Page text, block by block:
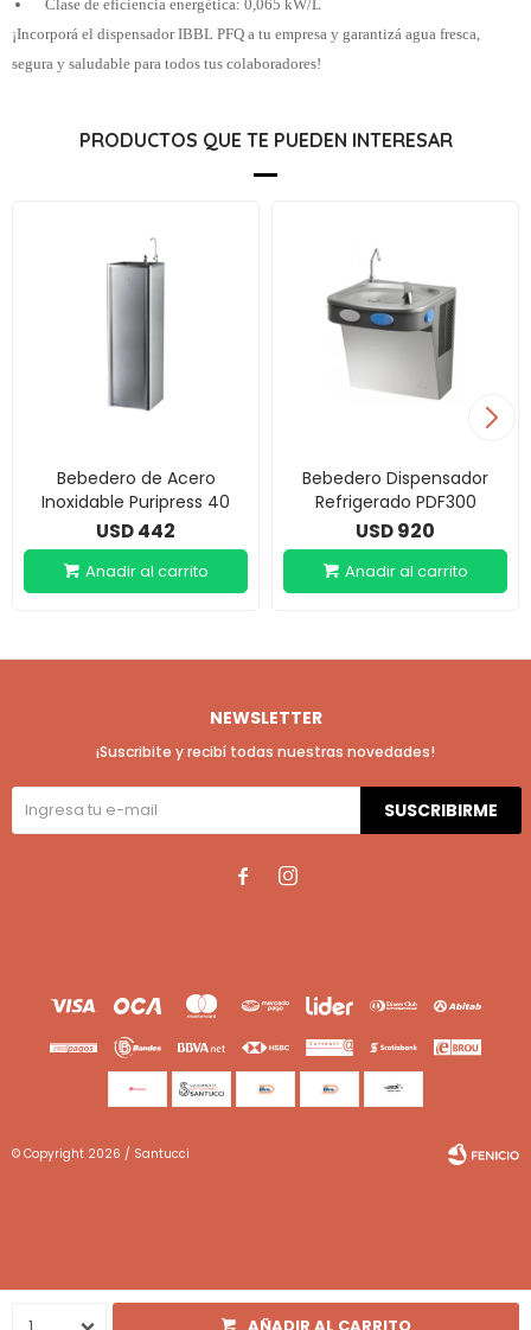
Clase de eficiencia energética: 0,065 kW/L
¡Incorporá el dispensador IBBL PFQ a tu empresa y garantizá agua fresca,
segura y saludable para todos tus colaboradores!
PRODUCTOS QUE TE PUEDEN INTERESAR
Bebedero de Acero
Inoxidable Puripress 40
USD442
Bebedero Dispensador
Refrigerado PDF300
USD920
NEWSLETTER
¡Suscribite y recibí todas nuestras novedades!
SUSCRIBIRME
 
© Copyright 2026 / Santucci